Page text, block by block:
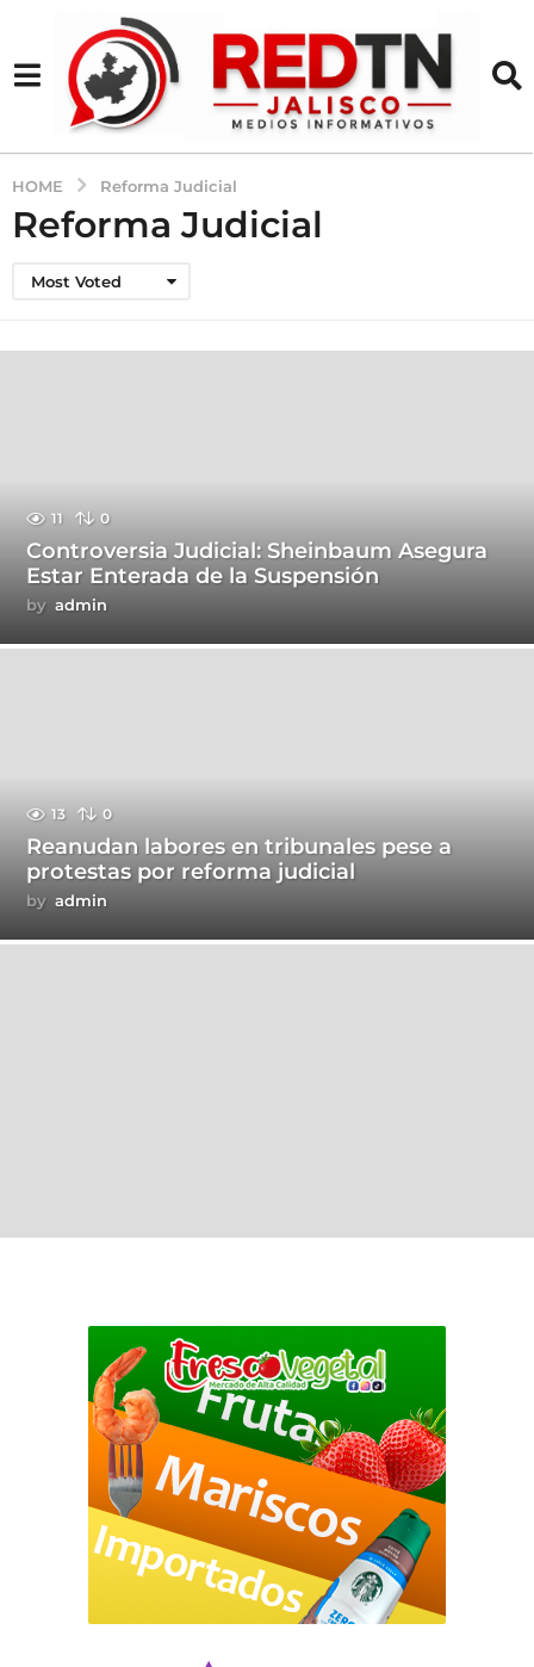
HOME Reforma Judicial
Reforma Judicial
Most Voted
11 0
Controversia Judicial: Sheinbaum Asegura
Estar Enterada de la Suspensión
by admin
13 0
Reanudan labores en tribunales pese a
protestas por reforma judicial
by admin